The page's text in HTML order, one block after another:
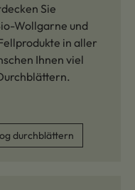
Sie
Wollgarne und
in aller
Ihnen viel
durchblättern